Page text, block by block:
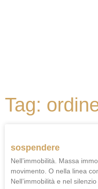
Tag:
sospendere
Nell’immobilità. Massa
movimento. O nella linea
Nell’immobilità e nel